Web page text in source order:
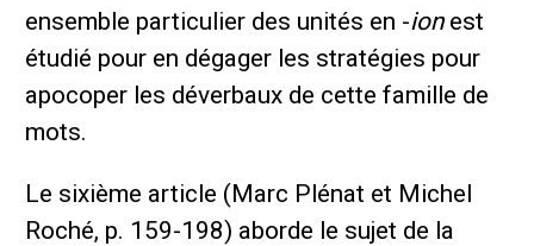
ensemble particulier des unités en -ionest
étudié pour en dégager les stratégies pour
apocoper les déverbaux de cette famille de
mots.
Le sixième article (Marc Plénat et Michel
Roché, p. 159-198) aborde le sujet de la